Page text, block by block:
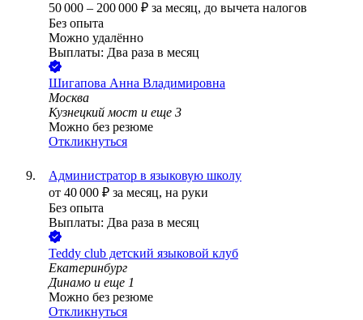
50 000 – 200 000 ₽ за месяц, до вычета налогов
Без опыта
Можно удалённо
Выплаты: Два раза в месяц
Шигапова Анна Владимировна
Москва
Кузнецкий мост и еще 3
Можно без резюме
Откликнуться
Администратор в языковую школу
от 40 000 ₽ за месяц, на руки
Без опыта
Выплаты: Два раза в месяц
Teddy club детский языковой клуб
Екатеринбург
Динамо и еще 1
Можно без резюме
Откликнуться